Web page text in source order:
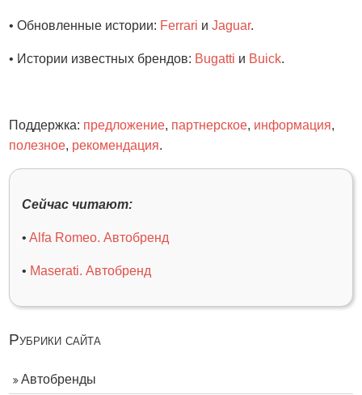
• Обновленные истории: Ferrari иJaguar.
• Истории известных брендов: Bugatti и Buick.
Поддержка: предложение, партнерское, информация,
полезное, рекомендация.
Сейчас читают:
•Alfa Romeo. Автобренд
• Maserati. Автобренд
Рубрики сайта
Автобренды